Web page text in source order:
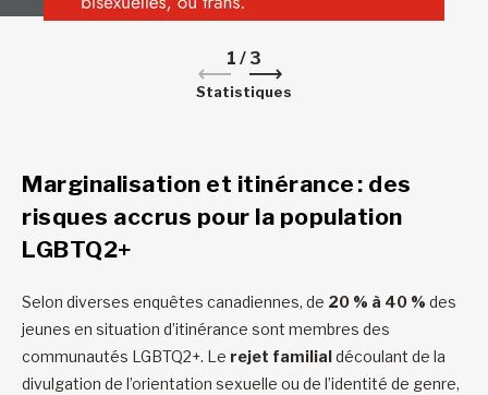
1 / 3
Statistiques
Marginalisation et itinérance : des
risques accrus pour la population
LGBTQ2+
Selon diverses enquêtes canadiennes, de 20 % à 40 % des
jeunes en situation d’itinérance sont membres des
communautés LGBTQ2+. Le rejet familialdécoulant de la
divulgation de l’orientation sexuelle ou de l’identité de genre,